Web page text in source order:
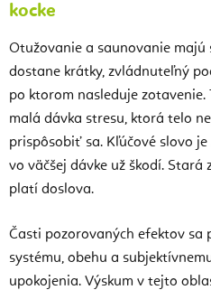
kocke
Otužovanie a saunovanie majú
dostane krátky, zvládnuteľný
po ktorom nasleduje zotavenie.
malá dávka stresu, ktorá telo
prispôsobiť sa. Kľúčové slovo
vo väčšej dávke už škodí. Stará
platí doslova.
Časti pozorovaných efektov sa
systému, obehu a
upokojenia. Výskum v tejto